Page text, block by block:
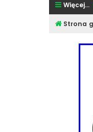
Więcej…
Strona